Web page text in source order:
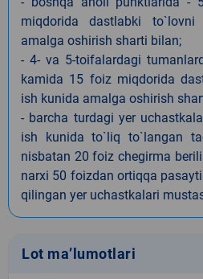
miqdorida dastlabki
amalga oshirish sharti bilan;
- 4- va 5-toifalardagi
kamida 15 foiz miqdorida
ish kunida amalga oshirish
- barcha turdagi yer
ish kunida to`liq to`langan
nisbatan 20 foiz chegirma
narxi 50 foizdan ortiqqa
qilingan yer uchastkalari
Lot ma’lumotlari